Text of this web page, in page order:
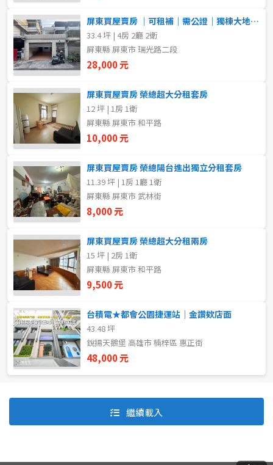
預設排序
價格從高到低
格局
不拘
2房 3房
4房
租金(元)
自租
房東自租
屏東買屋賣房 ｜可租補｜需公證｜獨棟大地坪車庫透天
33.4 坪 | 4房 2廳 2衛
屏東縣 屏東市 瑞光路二段
28,000 元
屏東買屋賣房 榮總超大分租套房
12 坪 | 1房 1衛
屏東縣 屏東市 和平路
10,000 元
屏東買屋賣房 榮總陽台進出獨立分租套房
11.39 坪 | 1房 1廳 1衛
屏東縣 屏東市 武林街
8,000 元
屏東買屋賣房 榮總超大分租兩房
15 坪 | 2房 1衛
屏東縣 屏東市 和平路
9,500 元
台積電★都會公園捷運站｜金讚欸店面
43.48 坪
銳揚天鵝堡 高雄市 楠梓區 惠正街
48,000 元
繼續載入